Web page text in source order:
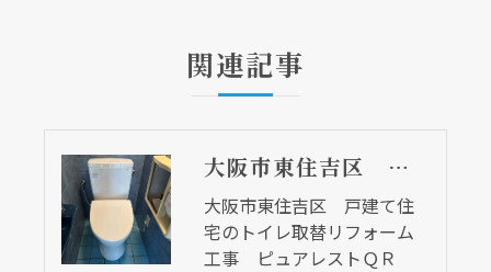
関連記事
大阪市東住吉区 戸建て住宅のトイレ取替リフォーム工事 ピュアレストＱＲ
大阪市東住吉区 戸建て住
宅のトイレ取替リフォーム
工事 ピュアレストＱＲ